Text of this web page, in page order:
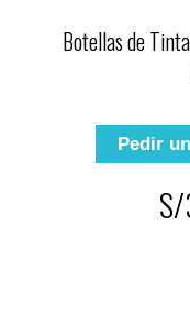
Botellas de
Pedir